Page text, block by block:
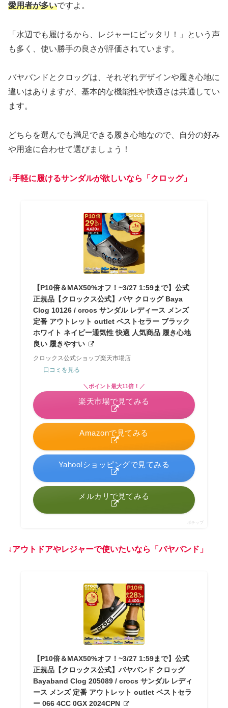
愛用者が多いですよ。
「水辺でも履けるから、レジャーにピッタリ！」という声
も多く、使い勝手の良さが評価されています。
バヤバンドとクロッグは、それぞれデザインや履き心地に
違いはありますが、基本的な機能性や快適さは共通してい
ます。
どちらを選んでも満足できる履き心地なので、自分の好み
や用途に合わせて選びましょう！
↓手軽に履けるサンダルが欲しいなら「クロッグ」
【P10倍＆MAX50%オフ！~3/27 1:59まで】公式
正規品【クロックス公式】バヤ クロッグ Baya
Clog 10126 / crocs サンダル レディース メンズ
定番 アウトレット outlet ベストセラー ブラック
ホワイト ネイビー通気性 快適 人気商品 履き心地
良い 履きやすい
クロックス公式ショップ楽天市場店
口コミを見る
Amazonで見てみる
＼ポイント最大11倍！／
楽天市場で見てみる
Yahoo!ショッピングで見てみる
メルカリで見てみる
ポチップ
↓アウトドアやレジャーで使いたいなら「バヤバンド」
【P10倍＆MAX50%オフ！~3/27 1:59まで】公式
正規品【クロックス公式】バヤバンド クロッグ
Bayaband Clog 205089 / crocs サンダル レディ
ース メンズ 定番 アウトレット outlet ベストセラ
ー 066 4CC 0GX 2024CPN